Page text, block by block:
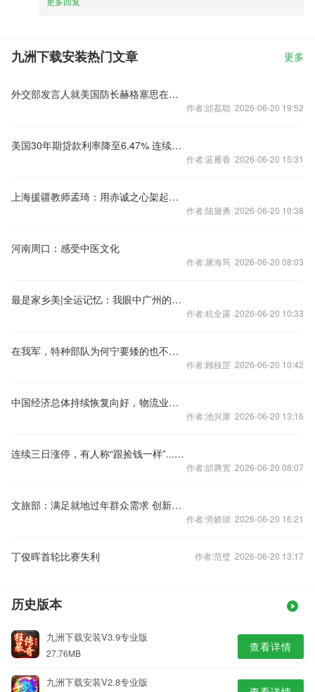
九洲下载安装热门文章 更多
外交部发言人就美国防长赫格塞思在香格里拉对话会上涉华消极言论答记者问
作者:邰荔聪 2026-06-20 19:52
美国30年期贷款利率降至6.47% 连续两周下降
作者:蓝雁香 2026-06-20 15:31
上海援疆教师孟琦：用赤诚之心架起沪疆合作桥梁
作者:陆黛勇 2026-06-20 10:38
河南周口：感受中医文化
作者:屠海筠 2026-06-20 08:03
最是家乡美|全运记忆：我眼中广州的活力与温度
作者:杭全露 2026-06-20 10:33
在我军，特种部队为何宁要矮的也不要高个？原来和这个有关！
作者:顾枝罡 2026-06-20 10:42
中国经济总体持续恢复向好，物流业高质量发展“蒸蒸日上”
作者:池兴康 2026-06-20 13:16
连续三日涨停，有人称“跟捡钱一样”...集体宣布停牌1小时
作者:邰腾宽 2026-06-20 08:07
文旅部：满足就地过年群众需求 创新文旅产品和服务形式
作者:劳娇琰 2026-06-20 16:21
丁俊晖首轮比赛失利 作者:范璧 2026-06-20 13:17
历史版本
九洲下载安装V3.9专业版
27.76MB 查看详情
九洲下载安装V2.8专业版